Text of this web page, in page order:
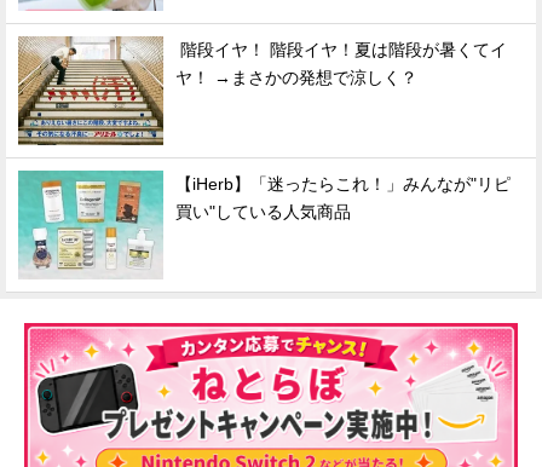
階段イヤ！ 階段イヤ！夏は階段が暑くてイ
ヤ！ →まさかの発想で涼しく？
【iHerb】「迷ったらこれ！」みんなが"リピ
買い"している人気商品